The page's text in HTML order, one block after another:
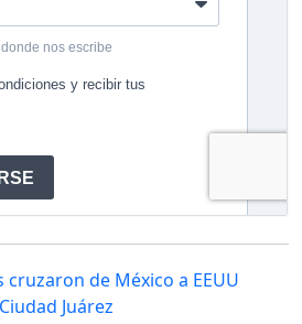
de México a EEUU
Juárez